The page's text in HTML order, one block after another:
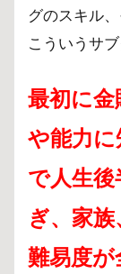
グのスキル
こういうサ
最初に
や能力に
で人生
ぎ、家
難易度が